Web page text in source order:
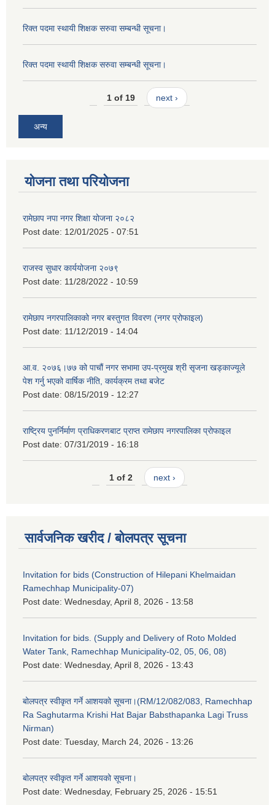
रिक्त पदमा स्थायी शिक्षक सरुवा सम्बन्धी सूचना।
रिक्त पदमा स्थायी शिक्षक सरुवा सम्बन्धी सूचना।
1 of 19 next ›
अन्य
योजना तथा परियोजना
रामेछाप नपा नगर शिक्षा योजना २०८२
Post date: 12/01/2025 - 07:51
राजस्व सुधार कार्ययोजना २०७९
Post date: 11/28/2022 - 10:59
रामेछाप नगरपालिकाको नगर बस्तुगत विवरण (नगर प्रोफाइल)
Post date: 11/12/2019 - 14:04
आ.व. २०७६।७७ को पाचौं नगर सभामा उप-प्रमुख श्री सृजना खड्काज्यूले
पेश गर्नु भएको वार्षिक नीति, कार्यक्रम तथा बजेट
Post date: 08/15/2019 - 12:27
राष्ट्रिय पुनर्निर्माण प्राधिकरणबाट प्राप्त रामेछाप नगरपालिका प्रोफाइल
Post date: 07/31/2019 - 16:18
1 of 2 next ›
सार्वजनिक खरीद / बोलपत्र सूचना
Invitation for bids (Construction of Hilepani Khelmaidan
Ramechhap Municipality-07)
Post date: Wednesday, April 8, 2026 - 13:58
Invitation for bids. (Supply and Delivery of Roto Molded
Water Tank, Ramechhap Municipality-02, 05, 06, 08)
Post date: Wednesday, April 8, 2026 - 13:43
बोलपत्र स्वीकृत गर्ने आशयको सूचना।(RM/12/082/083, Ramechhap
Ra Saghutarma Krishi Hat Bajar Babsthapanka Lagi Truss
Nirman)
Post date: Tuesday, March 24, 2026 - 13:26
बोलपत्र स्वीकृत गर्ने आशयको सूचना।
Post date: Wednesday, February 25, 2026 - 15:51